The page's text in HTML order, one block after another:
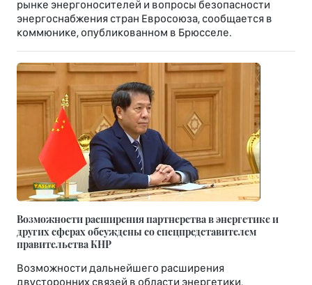
рынке энергоносителей и вопросы безопасности
энергоснабжения стран Евросоюза, сообщается в
коммюнике, опубликованном в Брюсселе.
Возможности расширения партнерства в энергетике и
других сферах обсуждены со спецпредставителем
правительства КНР
Возможности дальнейшего расширения
двусторонних связей в области энергетики,